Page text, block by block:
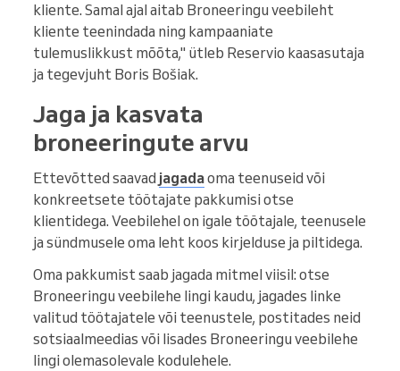
kliente. Samal ajal aitab Broneeringu veebileht
kliente teenindada ning kampaaniate
tulemuslikkust mõõta," ütleb Reservio kaasasutaja
ja tegevjuht Boris Bošiak.
Jaga ja kasvata
broneeringute arvu
Ettevõtted saavad jagadaoma teenuseid või
konkreetsete töötajate pakkumisi otse
klientidega. Veebilehel on igale töötajale, teenusele
ja sündmusele oma leht koos kirjelduse ja piltidega.
Oma pakkumist saab jagada mitmel viisil: otse
Broneeringu veebilehe lingi kaudu, jagades linke
valitud töötajatele või teenustele, postitades neid
sotsiaalmeedias või lisades Broneeringu veebilehe
lingi olemasolevale kodulehele.